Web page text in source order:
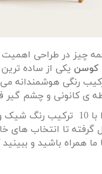
چیز در طراحی اهمیت
کوسن یکی از ساده
رنگی هوشمندانه
ی کانونی و چشم
10 ترکیب رنگ شیک
تا انتخاب های
ما همراه باشید و